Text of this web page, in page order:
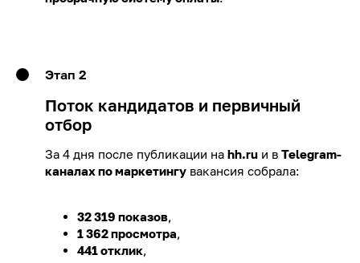
Этап 2
Поток кандидатов и первичный
отбор
За 4 дня после публикации на hh.ru и в Telegram-
каналах по маркетингу вакансия собрала:
32 319 показов,
1 362 просмотра,
441 отклик,